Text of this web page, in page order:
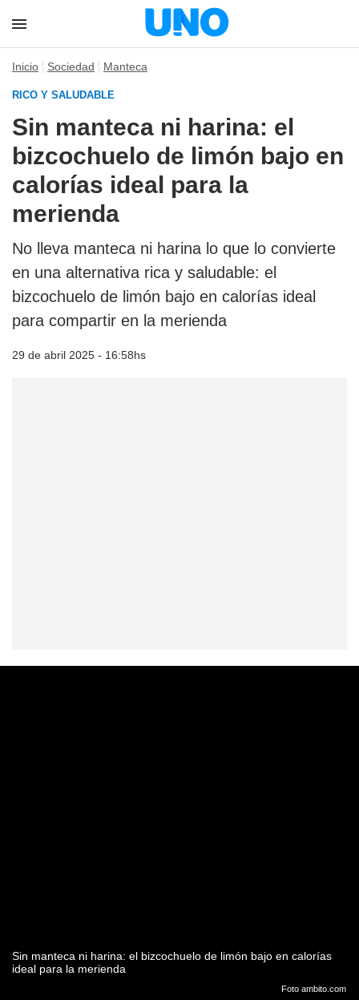
Inicio Sociedad Manteca
RICO Y SALUDABLE
Sin manteca ni harina: el
bizcochuelo de limón bajo en
calorías ideal para la
merienda
No lleva manteca ni harina lo que lo convierte
en una alternativa rica y saludable: el
bizcochuelo de limón bajo en calorías ideal
para compartir en la merienda
29 de abril 2025 - 16:58hs
Sin manteca ni harina: el bizcochuelo de limón bajo en calorías
ideal para la merienda
Foto ambito.com